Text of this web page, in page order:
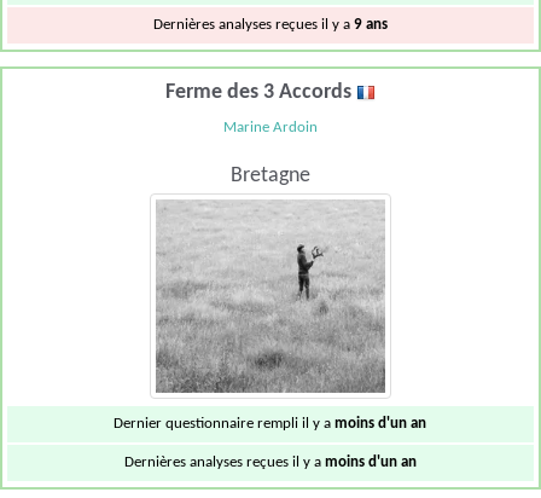
Dernières analyses reçues il y a 9 ans
Ferme des 3 Accords
Marine Ardoin
Bretagne
Dernier questionnaire rempli il y amoins d'un an
Dernières analyses reçues il y a moins d'un an